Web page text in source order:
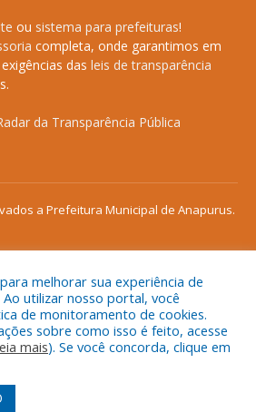
ou sistema para prefeituras!
completa, onde garantimos em
das leis de transparência
da Transparência Pública
a Prefeitura Municipal de Anapurus.
Acessar Área Administrativa
Acessar o Webmail
melhorar sua experiência de
utilizar nosso portal, você
de monitoramento de cookies.
sobre como isso é feito, acesse
mais). Se você concorda, clique em